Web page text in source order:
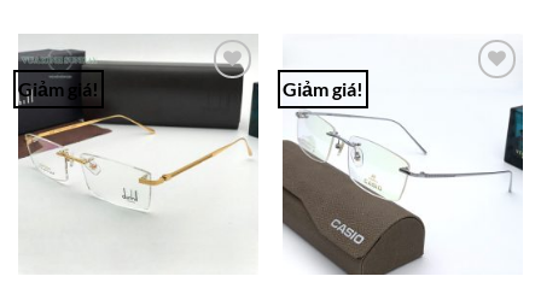
Giảm giá!
Add to
Wishlist
Giảm giá!
Wishlist